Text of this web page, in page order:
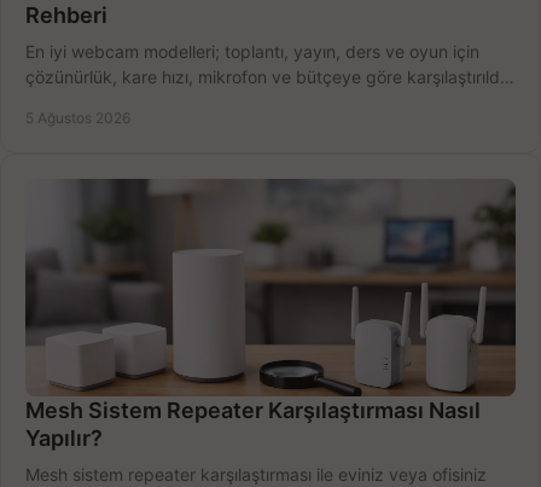
Rehberi
En iyi webcam modelleri; toplantı, yayın, ders ve oyun için
çözünürlük, kare hızı, mikrofon ve bütçeye göre karşılaştırıldı.
5 Ağustos 2026
Mesh Sistem Repeater Karşılaştırması Nasıl
Yapılır?
Mesh sistem repeater karşılaştırması ile eviniz veya ofisiniz